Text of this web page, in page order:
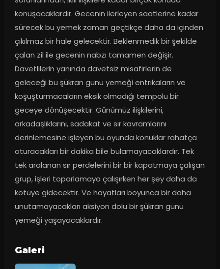
konuşacaklardır. Gecenin ilerleyen saatlerine kadar
sürecek bu yemek zaman geçtikçe daha da içinden
çıkılmaz bir hale gelecektir. Beklenmedik bir şekilde
çalan zil ile gecenin nabzı tamamen değişir.
Davetlilerin yanında davetsiz misafirlerin de
geleceği bu şükran günü yemeği entrikaların ve
koşuşturmacaların eksik olmadığı tempolu bir
geceye dönüşecektir. Günümüz ilişkilerini,
arkadaşlıklarını, sadakat ve sır kavramlarını
derinlemesine işleyen bu oyunda konuklar rahatça
oturacakları bir dakika bile bulamayacaklardır. Tek
tek aralanan sır perdelerini bir bir kapatmaya çalışan
grup, işleri toparlamaya çalışırken her şey daha da
kötüye gidecektir. Ve hayatları boyunca bir daha
unutamayacakları aksiyon dolu bir şükran günü
yemeği yaşayacaklardır.
Galeri